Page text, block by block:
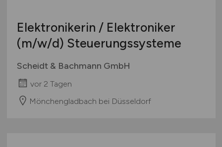
Elektronikerin / Elektroniker
(m/w/d) Steuerungssysteme
Scheidt & Bachmann GmbH
vor 2 Tagen
Mönchengladbach bei Düsseldorf